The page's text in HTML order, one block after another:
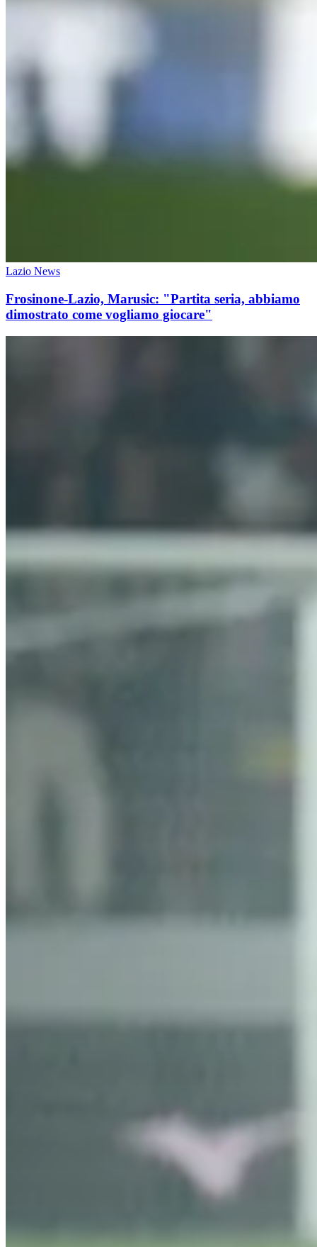
Lazio News
Frosinone-Lazio, Marusic: "Partita seria, abbiamo
dimostrato come vogliamo giocare"